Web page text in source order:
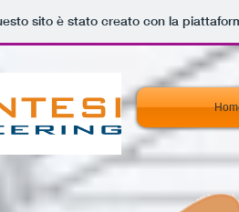
sito è stato creato con la